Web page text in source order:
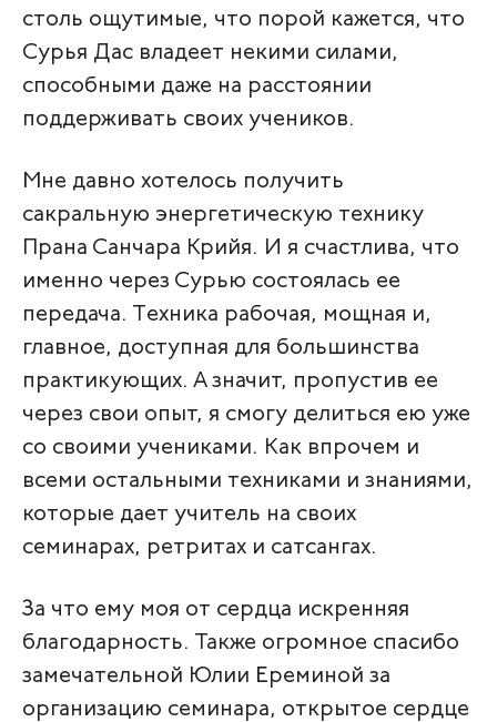
столь ощутимые, что порой кажется, что
Сурья Дас владеет некими силами,
способными даже на расстоянии
поддерживать своих учеников.
Мне давно хотелось получить
сакральную энергетическую технику
Прана Санчара Крийя. И я счастлива, что
именно через Сурью состоялась ее
передача. Техника рабочая, мощная и,
главное, доступная для большинства
практикующих. А значит, пропустив ее
через свои опыт, я смогу делиться ею уже
со своими учениками. Как впрочем и
всеми остальными техниками и знаниями,
которые дает учитель на своих
семинарах, ретритах и сатсангах.
За что ему моя от сердца искренняя
благодарность. Также огромное спасибо
замечательной Юлии Ереминой за
организацию семинара, открытое сердце